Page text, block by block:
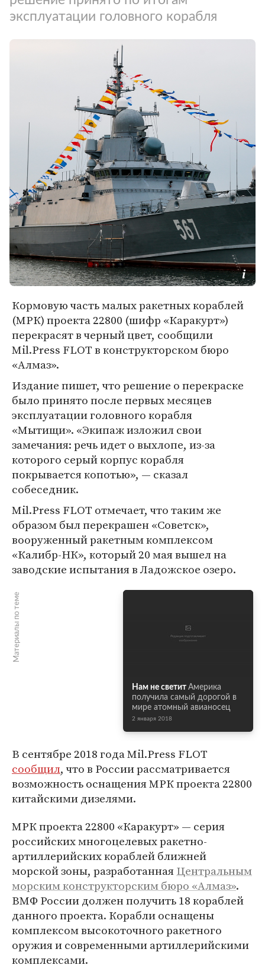
эксплуатации головного корабля
Кормовую часть малых ракетных кораблей
(МРК) проекта 22800 (шифр «Каракурт»)
перекрасят в черный цвет, сообщили
Mil.Press FLOT в конструкторском бюро
«Алмаз».
Издание пишет, что решение о перекраске
было принято после первых месяцев
эксплуатации головного корабля
«Мытищи». «Экипаж изложил свои
замечания: речь идет о выхлопе, из-за
которого серый корпус корабля
покрывается копотью», — сказал
собеседник.
Mil.Press FLOT отмечает, что таким же
образом был перекрашен «Советск»,
вооруженный ракетным комплексом
«Калибр-НК», который 20 мая вышел на
заводские испытания в Ладожское озеро.
Материалы по теме
Нам не светит Америка
получила самый дорогой в
мире атомный авианосец
2 января 2018
В сентябре 2018 года Mil.Press FLOT
сообщил, что в России рассматривается
возможность оснащения МРК проекта 22800
китайскими дизелями.
МРК проекта 22800 «Каракурт» — серия
российских многоцелевых ракетно-
артиллерийских кораблей ближней
морской зоны, разработаннаяЦентральным
морским конструкторским бюро «Алмаз».
ВМФ России должен получить 18 кораблей
данного проекта. Корабли оснащены
комплексом высокоточного ракетного
оружия и современными артиллерийскими
комплексами.